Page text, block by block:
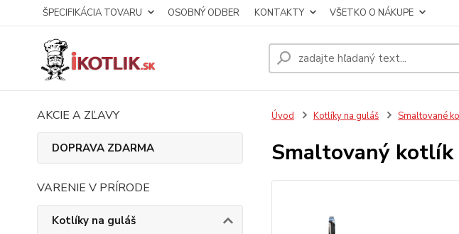
ŠPECIFIKÁCIA TOVARU OSOBNÝ ODBER KONTAKTY VŠETKO O NÁKUPE
AKCIE A ZĽAVY
DOPRAVA ZDARMA
VARENIE V PRÍRODE
Kotlíky na guláš
Úvod Kotlíky na guláš Smaltované
Smaltovaný kotlík